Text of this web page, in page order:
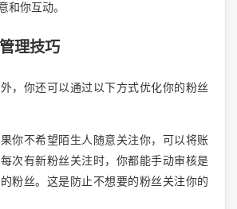
和你互动。
理技巧
，你还可以通过以下方式优化你的粉丝
你不希望陌生人随意关注你，可以将账
次有新粉丝关注时，你都能手动审核是
粉丝。这是防止不想要的粉丝关注你的